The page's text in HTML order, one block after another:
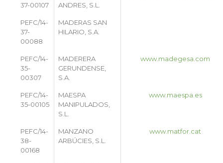
37-00107
ANDRES, S.L.
PEFC/14-
37-
00088
MADERAS SAN
HILARIO, S.A.
PEFC/14-
35-
00307
MADERERA
GERUNDENSE,
S.A.
www.madegesa.com
PEFC/14-
35-00105
MAESPA
MANIPULADOS,
S.L.
www.maespa.es
PEFC/14-
38-
00168
MANZANO
ARBÚCIES, S.L.
www.matfor.cat